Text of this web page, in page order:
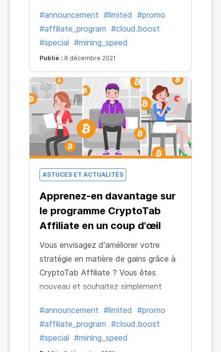
activer la réduction, il suffit de suivre
le lien et d'obtenir n'importe quel
boost à notre prix spécial !
#announcement #limited #promo
#affiliate_program #cloud.boost
#special #mining_speed
Publié : 8 décembre 2021
ASTUCES ET ACTUALITÉS
Apprenez-en davantage sur
le programme CryptoTab
Affiliate en un coup d'œil
Vous envisagez d'améliorer votre
stratégie en matière de gains grâce à
CryptoTab Affiliate ? Vous êtes
nouveau et souhaitez simplement
êtes au bon endroit !
#announcement #limited #promo
#affiliate_program #cloud.boost
#special #mining_speed